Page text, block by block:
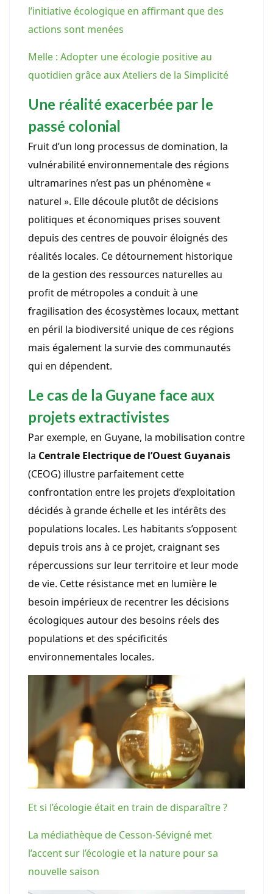
l’initiative écologique en affirmant que des
actions sont menées
Melle : Adopter une écologie positive au
quotidien grâce aux Ateliers de la Simplicité
Une réalité exacerbée par le
passé colonial
Fruit d’un long processus de domination, la
vulnérabilité environnementale des régions
ultramarines n’est pas un phénomène «
naturel ». Elle découle plutôt de décisions
politiques et économiques prises souvent
depuis des centres de pouvoir éloignés des
réalités locales. Ce détournement historique
de la gestion des ressources naturelles au
profit de métropoles a conduit à une
fragilisation des écosystèmes locaux, mettant
en péril la biodiversité unique de ces régions
mais également la survie des communautés
qui en dépendent.
Le cas de la Guyane face aux
projets extractivistes
Par exemple, en Guyane, la mobilisation contre
la Centrale Electrique de l’Ouest Guyanais
(CEOG) illustre parfaitement cette
confrontation entre les projets d’exploitation
décidés à grande échelle et les intérêts des
populations locales. Les habitants s’opposent
depuis trois ans à ce projet, craignant ses
répercussions sur leur territoire et leur mode
de vie. Cette résistance met en lumière le
besoin impérieux de recentrer les décisions
écologiques autour des besoins réels des
populations et des spécificités
environnementales locales.
Et si l’écologie était en train de disparaître ?
La médiathèque de Cesson-Sévigné met
l’accent sur l’écologie et la nature pour sa
nouvelle saison